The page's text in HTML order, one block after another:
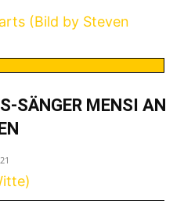
SÄNGER MENSI AN